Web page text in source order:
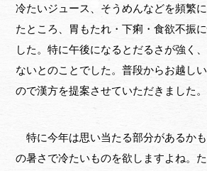
冷たいジュース、そうめんなどを頻繁
たところ、胃もたれ・下痢・食欲不振
した。特に午後になるとだるさが強く
ないとのことでした。普段からお越し
ので漢方を提案させていただきました。
特に今年は思い当たる部分があるか
の暑さで冷たいものを欲しますよね。